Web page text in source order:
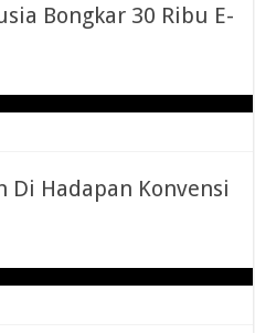
Bongkar 30 Ribu E-
Hadapan Konvensi